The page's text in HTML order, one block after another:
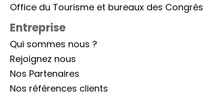
Office du Tourisme et bureaux des Congrès
Entreprise
Qui sommes nous ?
Rejoignez nous
Nos Partenaires
Nos références clients